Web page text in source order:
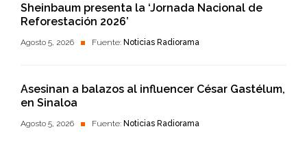
Sheinbaum presenta la ‘Jornada Nacional de
Reforestación 2026’
Agosto 5, 2026 Fuente: Noticias Radiorama
Asesinan a balazos al influencer César Gastélum,
en Sinaloa
Agosto 5, 2026 Fuente: Noticias Radiorama